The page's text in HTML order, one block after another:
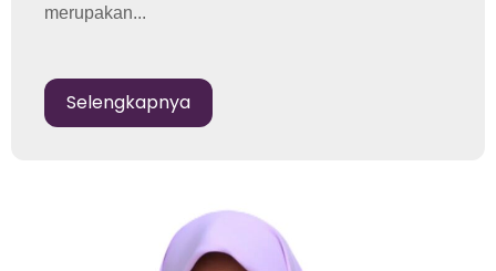
merupakan...
Selengkapnya